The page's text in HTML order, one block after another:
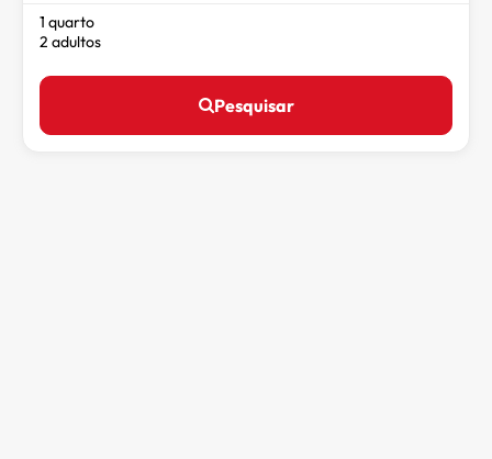
1 quarto
2 adultos
Pesquisar